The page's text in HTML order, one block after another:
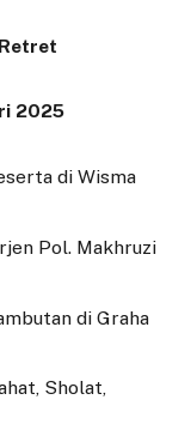
2025
di Wisma
Pol. Makhruzi
di Graha
Sholat,